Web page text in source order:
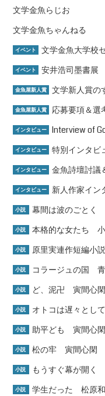
文学金魚らじお
文学金魚ちゃんねる
イベント 文学金魚大学校
イベント 安井浩司墨書展
金魚屋新人賞 文学新人賞
金魚屋新人賞 応募要項＆選
インタビュー Interview of
インタビュー 特別インタビ
インタビュー 金魚詩壇討議
インタビュー 新人作家イン
小説 幕間は波のごとく
小説 本格的な女たち
小説 原里実連作短編小説
小説 コラージュの国 青
小説 ど、泥卍 寅間心閑
小説 オトコは遅々とし
小説 助平ども 寅間心閑
小説 松の牢 寅間心閑
小説 もうすぐ幕が開く
小説 学生だった 松原